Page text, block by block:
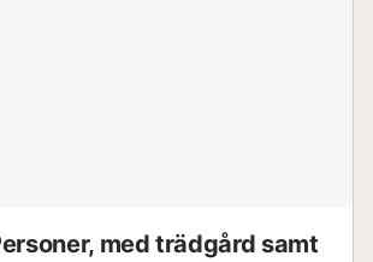
med trädgård samt